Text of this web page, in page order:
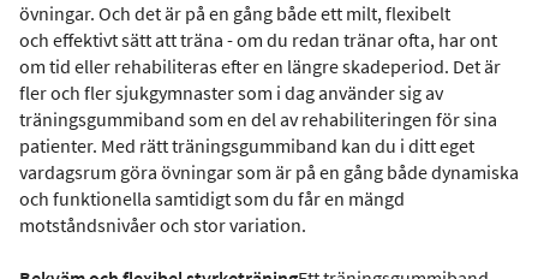
övningar. Och det är på en gång både ett milt, flexibelt
och effektivt sätt att träna - om du redan tränar ofta, har ont
om tid eller rehabiliteras efter en längre skadeperiod. Det är
fler och fler sjukgymnaster som i dag använder sig av
träningsgummiband som en del av rehabiliteringen för sina
patienter. Med rätt träningsgummiband kan du i ditt eget
vardagsrum göra övningar som är på en gång både dynamiska
och funktionella samtidigt som du får en mängd
motståndsnivåer och stor variation.